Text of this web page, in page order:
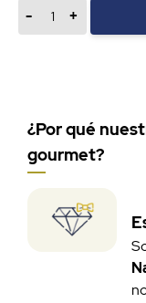
- +
¿Por qué
gourmet?